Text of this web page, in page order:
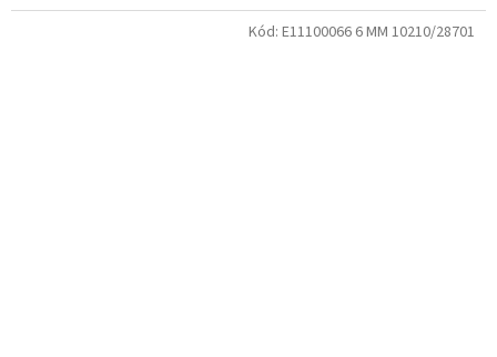
Kód: E11100066 6 MM 10210/28701